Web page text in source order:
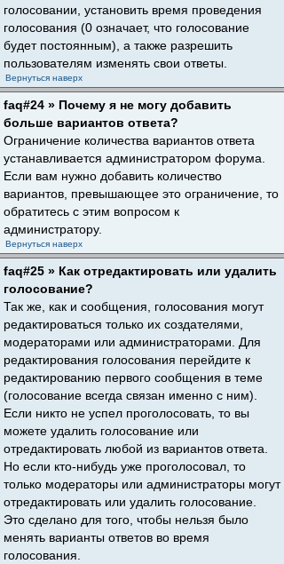
голосовании, установить время проведения
голосования (0 означает, что голосование
будет постоянным), а также разрешить
пользователям изменять свои ответы.
Вернуться наверх
faq#24 » Почему я не могу добавить
больше вариантов ответа?
Ограничение количества вариантов ответа
устанавливается администратором форума.
Если вам нужно добавить количество
вариантов, превышающее это ограничение, то
обратитесь с этим вопросом к
администратору.
Вернуться наверх
faq#25 » Как отредактировать или удалить
голосование?
Так же, как и сообщения, голосования могут
редактироваться только их создателями,
модераторами или администраторами. Для
редактирования голосования перейдите к
редактированию первого сообщения в теме
(голосование всегда связан именно с ним).
Если никто не успел проголосовать, то вы
можете удалить голосование или
отредактировать любой из вариантов ответа.
Но если кто-нибудь уже проголосовал, то
только модераторы или администраторы могут
отредактировать или удалить голосование.
Это сделано для того, чтобы нельзя было
менять варианты ответов во время
голосования.